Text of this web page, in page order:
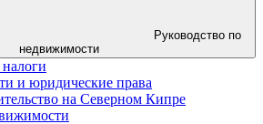
Руководство по
недвижимости
и юридические права
на Северном Кипре